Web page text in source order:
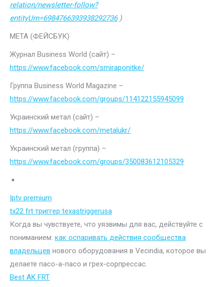
relation/newsletter-follow?
entityUrn=6984766393938292736)
МЕТА (ФЕЙСБУК)
Журнал Business World (сайт) –
https://www.facebook.com/smiraponitke/
Группа Business World Magazine –
https://www.facebook.com/groups/114122155945099
Украинский метал (сайт) –
https://www.facebook.com/metalukr/
Украинский метал (группа) –
https://www.facebook.com/groups/350083612105329
Iptv premium
tx22 frt триггер texastriggerusa
Когда вы чувствуете, что уязвимы для вас, действуйте с
пониманием: как оспаривать действия сообщества
владельцев нового оборудования в Vecindia, которое вы
делаете пасо-а-пасо и грех-сорпрессас.
Best AK FRT